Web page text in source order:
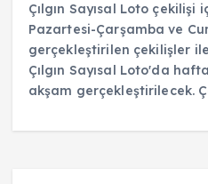
Çılgın Sayısal Loto çekilişi
Pazartesi-Çarşamba ve
gerçekleştirilen çekilişler
Çılgın Sayısal Loto'da
akşam gerçekleştirilecek.